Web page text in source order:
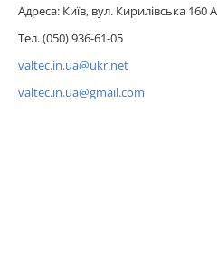
Адреса: Київ, вул. Кирилівська 160 А
Тел. (050)936-61-05
valtec.in.ua@ukr.net
valtec.in.ua@gmail.com